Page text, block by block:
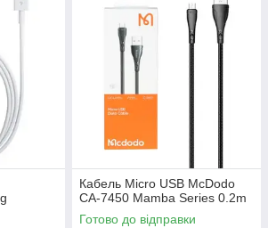
Кабель Micro USB McDodo
CA-7450 Mamba Series 0.2m
Готово до відправки